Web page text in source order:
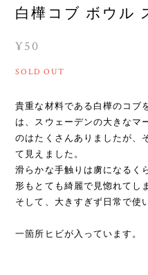
白樺コブ ボウル
¥50
SOLD OUT
貴重な材料である白樺のコブ
は、スウェーデンの大きなマ
のはたくさんありましたが、
て見えました。
滑らかな手触りは虜になるく
形もとても綺麗で見惚れてし
そして、大きすぎず日常で使
一箇所ヒビが入っています。